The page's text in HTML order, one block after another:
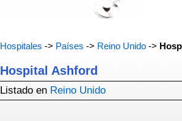
Hospitales -> Países -> Reino Unido ->
Hospital Ashford
Listado en Reino Unido